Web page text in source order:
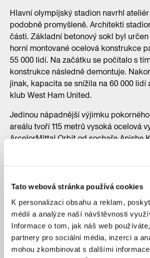
Tato webová stránka používá cookies
K personalizaci obsahu a reklam,
médií a analýze naší návštěvnosti
Informace o tom, jak náš web
partnery pro sociální média, inzerci a
mohou zkombinovat s dalšími
Hlavní olympijský stadion navrhl
podobně promyšleně. Architekti
části. Základní betonový sokl byl
horní montované ocelová konstrukce
55 000 lidí. Na začátku se počítalo s
konstrukce následně demontuje.
jinak, kapacita se snížila na 60 000 lidí
klub West Ham United.
Jedinou nápadnější výjimku
areálu tvoří 115 metrů vysoká ocelová
ArcelorMittal Orbit od sochaře Anishe
a inženýra Cecila Balmonda,
tehdejšího primátora města Borise
tipy od Adama Gebriana najdete zde